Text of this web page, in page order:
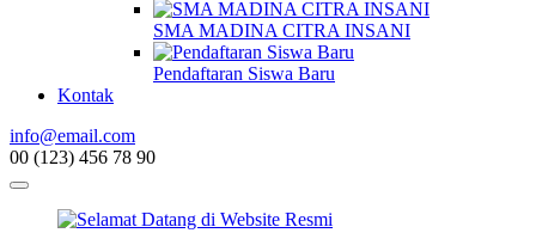
SMA MADINA CITRA INSANI
Pendaftaran Siswa Baru
Kontak
info@email.com
00 (123) 456 78 90